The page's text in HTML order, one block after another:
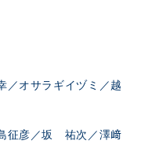
オサラギイヅミ／越
征彦／坂 祐次／澤﨑